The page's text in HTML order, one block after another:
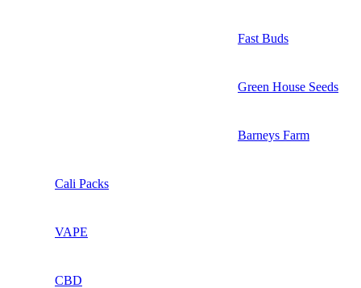
Fast Buds
Green House Seeds
Barneys Farm
Cali Packs
VAPE
CBD